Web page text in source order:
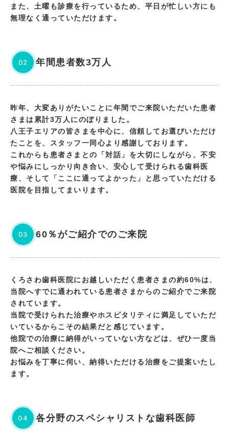
また、土曜も診療を行っているため、平日が忙しい方にも
無理なく通っていただけます。
02 年間患者数3万人
昨年、大変ありがたいことに年間でご来院いただいた患者
さまは累計3万人にのぼりました。
八王子エリアの皆さまを中心に、信頼してお選びいただけ
たことを、スタッフ一同心より感謝しております。
これからも患者さまとの「対話」を大切にしながら、不安
や悩みにしっかり向き合い、安心して受けられる歯科医
療、そして「ここに通ってよかった」と思っていただける
医院を目指してまいります。
03 60％がご紹介でのご来院
くろさわ歯科医院にお越しいただく患者さまの約60%は、
当院へすでに通われている患者さまからのご紹介でご来院
されています。
当院で受けられた治療やホスピタリティに満足していただ
いているからこその結果だと感じています。
他院での治療に納得がいっていない方などは、ぜひ一度当
院へご相談ください。
お悩みを丁寧に伺い、納得いただける治療をご提案いたし
ます。
04 各分野のスペシャリストな歯科医師